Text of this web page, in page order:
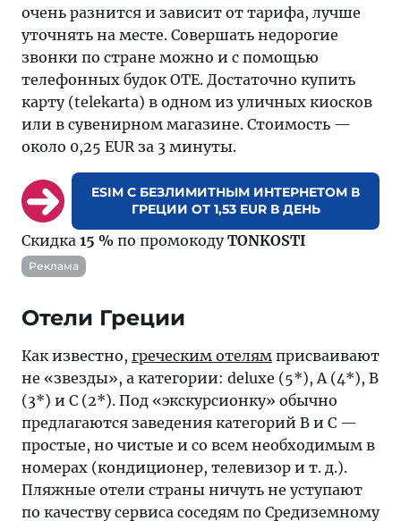
очень разнится и зависит от тарифа, лучше
уточнять на месте. Совершать недорогие
звонки по стране можно и с помощью
телефонных будок OTE. Достаточно купить
карту (telekarta) в одном из уличных киосков
или в сувенирном магазине. Стоимость —
около 0,25 EUR за 3 минуты.
ESIM С БЕЗЛИМИТНЫМ ИНТЕРНЕТОМ В
ГРЕЦИИ ОТ 1,53 EUR В ДЕНЬ
Скидка 15 % по промокодуTONKOSTI
Реклама
Отели Греции
Как известно, греческим отелям присваивают
не «звезды», а категории: deluxe (5*), A (4*), B
(3*) и C (2*). Под «экскурсионку» обычно
предлагаются заведения категорий В и С —
простые, но чистые и со всем необходимым в
номерах (кондиционер, телевизор и т. д.).
Пляжные отели страны ничуть не уступают
по качеству сервиса соседям по Средиземному